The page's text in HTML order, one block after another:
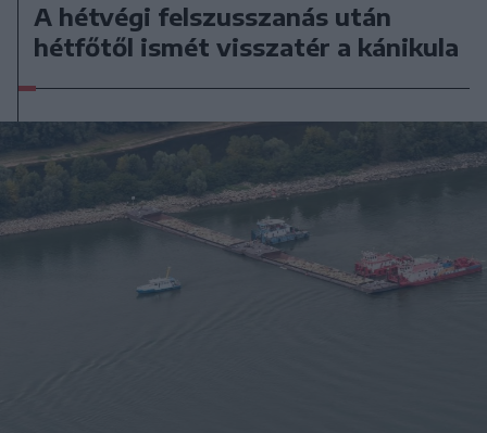
A hétvégi felszusszanás után
hétfőtől ismét visszatér a kánikula